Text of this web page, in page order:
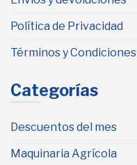
Política de Privacidad
Términos y Condiciones
Categorías
Descuentos del mes
Maquinaria Agrícola